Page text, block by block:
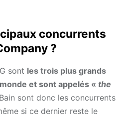
concurrents
?
sont les trois plus grands
et sont appelés « the
sont donc les concurrents
si ce dernier reste le